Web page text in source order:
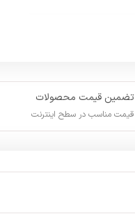
تضمین قیمت محصولات
قیمت مناسب در سطح اینترنت